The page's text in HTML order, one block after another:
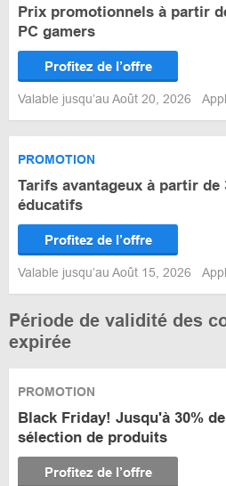
Prix promotionnels à partir
PC gamers
Profitez de l’offre
Valable jusqu’au Août 20, 2026
PROMOTION
Tarifs avantageux à partir de
éducatifs
Profitez de l’offre
Valable jusqu’au Août 15, 2026
Période de validité des
expirée
PROMOTION
Black Friday! Jusqu'à 30%
sélection de produits
Profitez de l’offre